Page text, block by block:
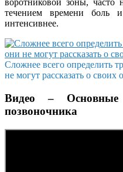
воротниковой зоны, часто
течением времени боль
интенсивнее.
Сложнее всего определить
не могут рассказать о
Видео – Основные
позвоночника